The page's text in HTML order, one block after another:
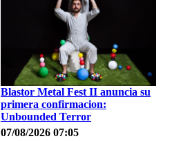
Blastor Metal Fest II anuncia su
primera confirmacion:
Unbounded Terror
07/08/2026 07:05